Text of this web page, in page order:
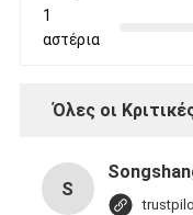
1
αστέρια
Όλες οι
S